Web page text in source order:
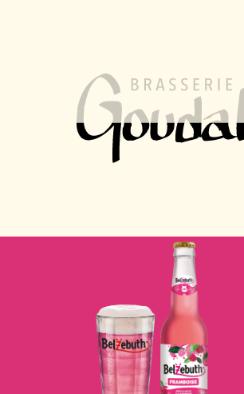
Belzebuth